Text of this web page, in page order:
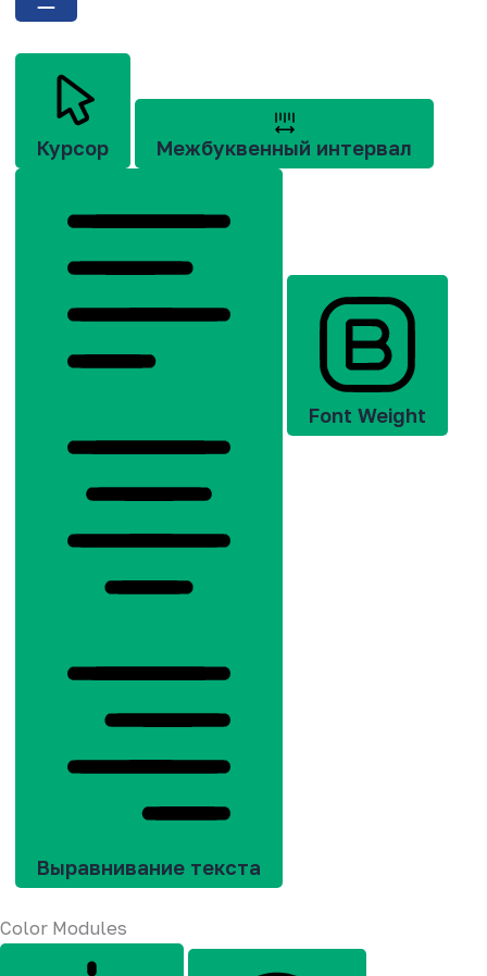
Курсор Межбуквенный интервал
Выравнивание текста
Font Weight
Color Modules